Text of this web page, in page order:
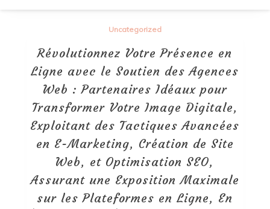
Uncategorized
Révolutionnez Votre Présence en
Ligne avec le Soutien des Agences
Web : Partenaires Idéaux pour
Transformer Votre Image Digitale,
Exploitant des Tactiques Avancées
en E-Marketing, Création de Site
Web, et Optimisation SEO,
Assurant une Exposition Maximale
sur les Plateformes en Ligne, En